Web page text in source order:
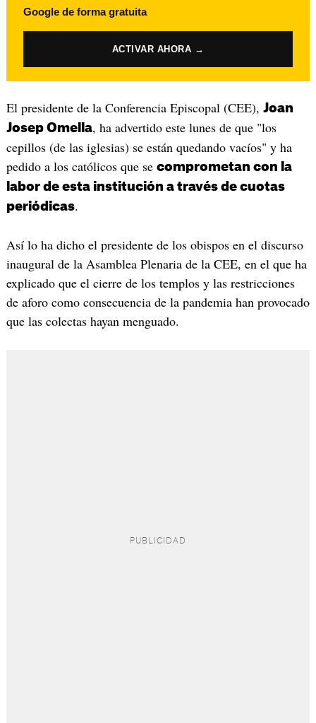
Google de forma gratuita
ACTIVAR AHORA →
El presidente de la Conferencia Episcopal (CEE), Joan
Josep Omella, ha advertido este lunes de que "los
cepillos (de las iglesias) se están quedando vacíos" y ha
pedido a los católicos que se comprometan con la
labor de esta institución a través de cuotas
periódicas.
Así lo ha dicho el presidente de los obispos en el discurso
inaugural de la Asamblea Plenaria de la CEE, en el que ha
explicado que el cierre de los templos y las restricciones
de aforo como consecuencia de la pandemia han provocado
que las colectas hayan menguado.